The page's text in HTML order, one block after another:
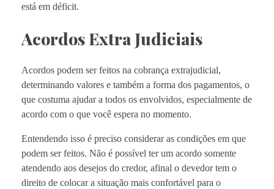
está em déficit.
Acordos Extra Judiciais
Acordos podem ser feitos na cobrança extrajudicial,
determinando valores e também a forma dos pagamentos, o
que costuma ajudar a todos os envolvidos, especialmente de
acordo com o que você espera no momento.
Entendendo isso é preciso considerar as condições em que
podem ser feitos. Não é possível ter um acordo somente
atendendo aos desejos do credor, afinal o devedor tem o
direito de colocar a situação mais confortável para o